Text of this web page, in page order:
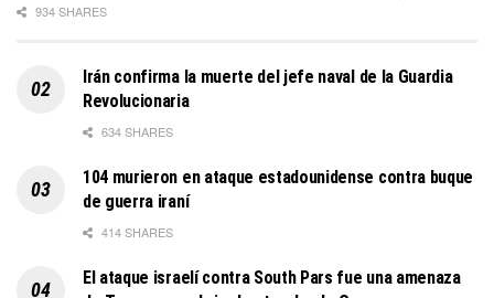
934 SHARES
Irán confirma la muerte del jefe naval de la Guardia
Revolucionaria
634 SHARES
104 murieron en ataque estadounidense contra buque
de guerra iraní
414 SHARES
El ataque israelí contra South Pars fue una amenaza